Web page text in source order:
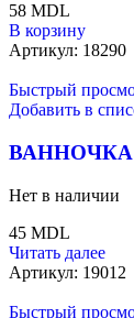
58 MDL
В корзину
Артикул: 18290
Быстрый
Добавить в
Нет в наличии
45 MDL
Читать далее
Артикул: 19012
Быстрый